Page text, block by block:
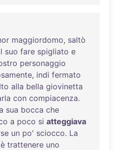
maggiordomo, saltò
suo fare spigliato e
personaggio
, indi fermato
alla bella giovinetta
con compiacenza.
sua bocca che
a poco si atteggiava
un po' sciocco. La
trattenere uno